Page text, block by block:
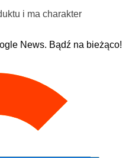
i ma charakter
News. Bądź na bieżąco!